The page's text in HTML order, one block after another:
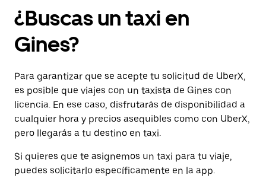
¿Buscas un taxi en
Gines?
Para garantizar que se acepte tu solicitud de UberX,
es posible que viajes con un taxista de Gines con
licencia. En ese caso, disfrutarás de disponibilidad a
cualquier hora y precios asequibles como con UberX,
pero llegarás a tu destino en taxi.
Si quieres que te asignemos un taxi para tu viaje,
puedes solicitarlo específicamente en la app.